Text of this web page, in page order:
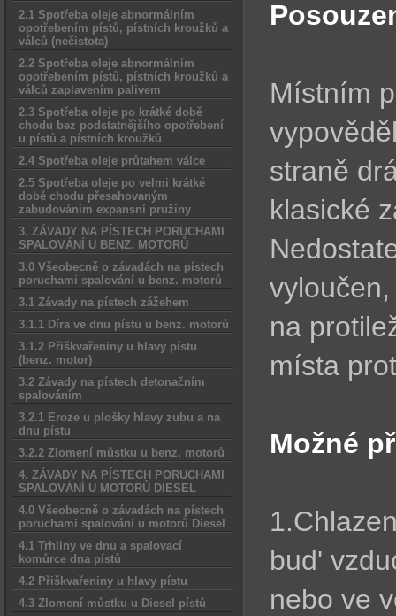
2.1 Spotřeba oleje abnormálním
opotřebením pístů, pístních kroužků a
válců (nečistota)
2.2 Spotřeba oleje abnormálním
opotřebením pístů, pístních kroužků a
válců zaplavením palivem
2.3 Spotřeba oleje po krátké době
chodu bez podstatnějšího opotřebení
u pístů a pístních kroužků
2.4 Spotřeba oleje průtahem válce
2.5 Spotřeba oleje po velmi krátké
době chodu přesahovaným
zabudováním expansní pružiny
3. ZÁVADY NA PÍSTECH PORUCHAMI
SPALOVÁNÍ U BENZ. MOTORŮ
3.0 Všeobecně o závadách na pístech
poruchami spalování u benz. motorů
3.1 Závady na pístech zážehem
3.1.1 Díra ve dnu pístu u benz. motorů
3.1.2 Přiškvařeniny u hlavy pístu
(benz. motor)
3.2 Závady na pístech detonačním
spalováním
3.2.1 Eroze u plošky hlavy zubu a na
dnu pístu
3.2.2 Zlomení můstku u benz. motorů
4. ZÁVADY NA PÍSTECH PORUCHAMI
SPALOVÁNÍ U MOTORŮ DIESEL
4.0 Všeobecně o závadách na pístech
poruchami spalování u motorů Diesel
4.1 Trhliny ve dnu a spalovací
komůrce dna pístů
4.2 Přiškvařeniny u hlavy pístu
4.3 Zlomení můstku u Diesel pístů
Místním
straně
klasické
na
místa
Možné
bud'
nebo ve